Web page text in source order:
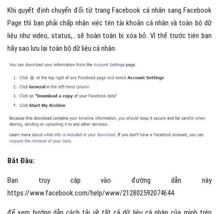
Khi quyết định chuyển đổi từ trang Facebook cá nhân sang Facebook
Page thì bạn phải chấp nhận việc tên tài khoản cá nhân và toàn bộ dữ
liệu như video, status,.. sẽ hoàn toàn bị xóa bỏ. Vì thế trước tiên bạn
hãy sao lưu lại toàn bộ dữ liệu cá nhân.
Bắt Đầu:
Bạn truy cập vào đường dẫn này
https://www.facebook.com/help/www/212802592074644